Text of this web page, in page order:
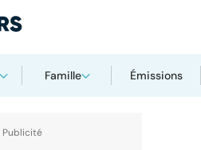
Famille Émissions